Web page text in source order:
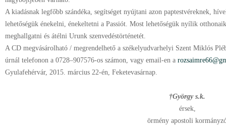
A kiadásnak legfőbb szándéka, segítséget nyújtani azon paptestvéreknek,
lehetőségük énekelni, énekeltetni a Passiót. Most lehetőségük nyílik
meghallgatni és átélni Urunk szenvedéstörténetét.
A CD megvásárolható / megrendelhető a székelyudvarhelyi Szent Miklós
úrnál telefonon a 0728–907576-os számon, vagy email-en a
Gyulafehérvár, 2015. március 22-én, Feketevasárnap.
†György s.k.
érsek,
örmény apostoli